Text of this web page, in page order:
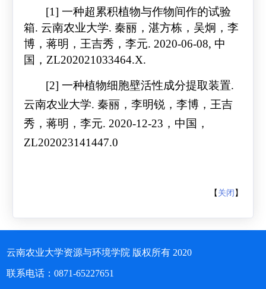
[1] 一种超累积植物与作物间作的试验
箱. 云南农业大学. 秦丽，湛方栋，吴炯，李
博，蒋明，王吉秀，李元. 2020-06-08, 中
国， ZL202021033464.X.
[2] 一种植物细胞壁活性成分提取装置.
云南农业大学. 秦丽，李明锐，李博，王吉
秀，蒋明，李元. 2020-12-23 ，中国，
ZL202023141447.0
【 关闭 】
云南农业大学资源与环境学院 版权所有 2020
联系电话：0871-65227651